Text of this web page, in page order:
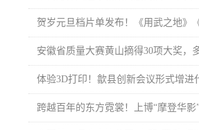
贺岁元旦档片单发布！《用武之地》
安徽省质量大赛黄山摘得30项大奖，
体验3D打印！歙县创新会议形式增进
跨越百年的东方霓裳！上博“摩登华影